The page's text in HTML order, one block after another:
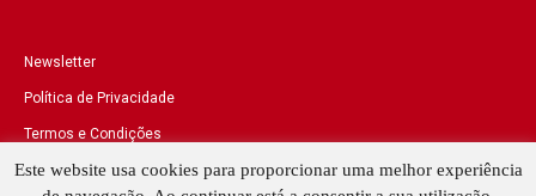
Newsletter
Política de Privacidade
Termos e Condições
Este website usa cookies para proporcionar uma melhor experiência